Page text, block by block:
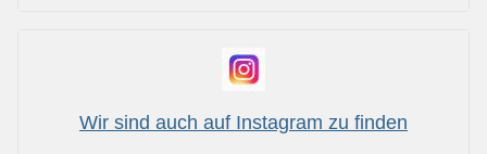
Wir sind auch auf Instagram zu finden